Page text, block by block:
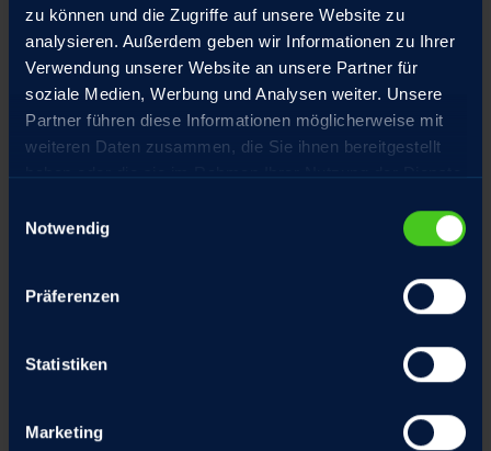
zu können und die Zugriffe auf unsere Website zu
analysieren. Außerdem geben wir Informationen zu Ihrer
Verwendung unserer Website an unsere Partner für
soziale Medien, Werbung und Analysen weiter. Unsere
Partner führen diese Informationen möglicherweise mit
weiteren Daten zusammen, die Sie ihnen bereitgestellt
Notwendig
Präferenzen
Statistiken
Marketing
Motor mit Haltebremse optional mit
Handlüftung
Hochpräzisions-Gewindetriebe aus
eigener Fertigung, spielarm geschliffen